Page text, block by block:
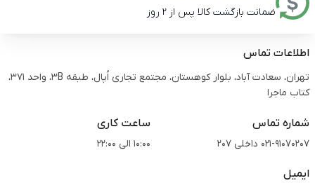
ضمانت بازگشت کالا پس از 2 روز
اطلاعات تماس
تهران، سعادت آباد، بلوار کوهستان، مجتمع تجاری اُپال، طبقه 3B، واحد 371،
کتاب ماجرا
شماره تماس
021-91070207 داخلی 207
ساعت کاری
10:00 الی 22:00
ایمیل